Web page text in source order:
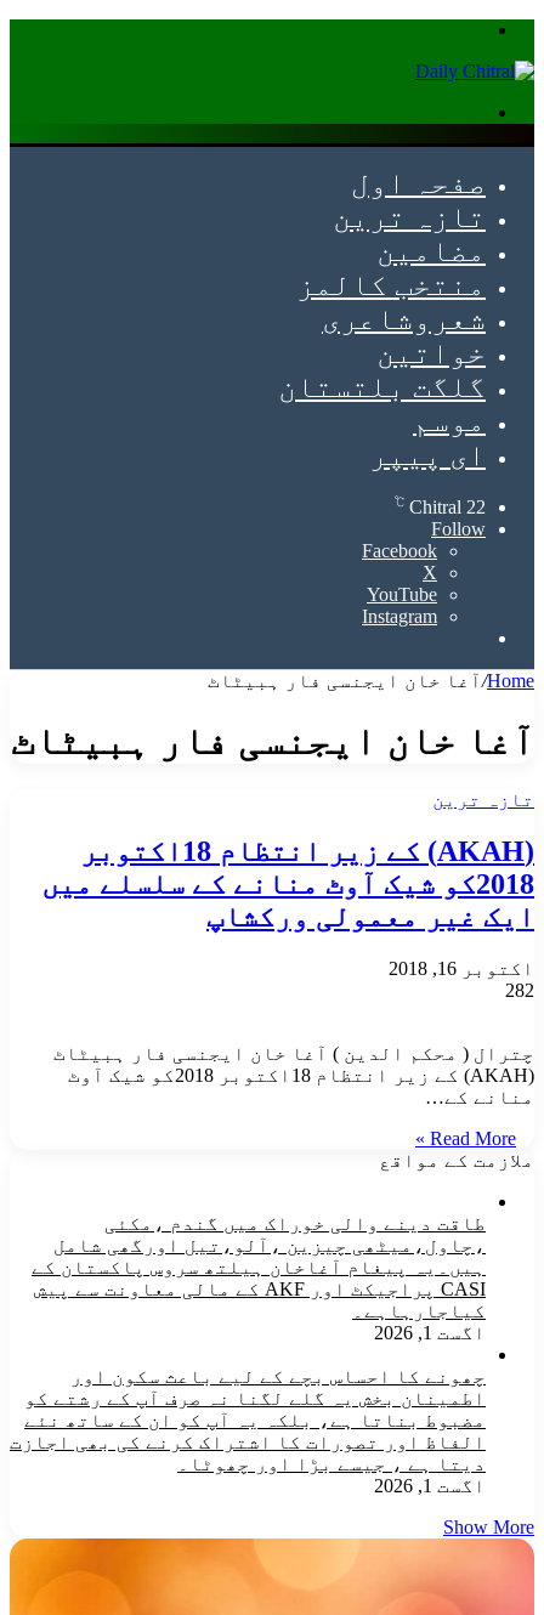
صفحہ اول
تازہ ترین
مضامین
منتخب کالمز
شعروشاعری
خواتین
گلگت بلتستان
موسم
ای پیپر
Chitral 22
℃
Follow
Facebook
X
YouTube
Instagram
Home
/آغا خان ایجنسی فار ہبیٹاٹ
آغا خان ایجنسی فار ہبیٹاٹ
تازہ ترین
(AKAH) کے زیر انتظام 18اکتوبر
2018کو شیک آوٹ منانے کے سلسلے میں
ایک غیر معمولی ورکشاپ
اکتوبر 16, 2018
282
چترال ( محکم الدین ) آغا خان ایجنسی فار ہبیٹاٹ
(AKAH) کے زیر انتظام 18اکتوبر 2018کو شیک آوٹ
منانے کے…
Read More »
ملازمت کے مواقع
طاقت دینے والی خوراک میں گندم ،مکئی
،چاول،میٹھی چیزین ،آلو،تیل اورگھی شامل
ہیں۔یہ پیغام آغاخان ہیلتھ سروس پاکستان کے
CASI پراجیکٹ اور AKF کے مالی معاونت سے پیش
کیاجارہاہے۔
اگست 1, 2026
چھونے کا احساس بچے کے لیے باعث سکون اور
اطمینان بخش یہ گلے لگنا نہ صرف آپ کے رشتے کو
مضبوط بناتا ہے، بلکہ یہ آپ کو ان کے ساتھ نئے
الفاظ اور تصورات کا اشتراک کرنے کی بھی اجازت
دیتا ہے ، جیسے بڑا اور چھوٹا۔
اگست 1, 2026
Show More